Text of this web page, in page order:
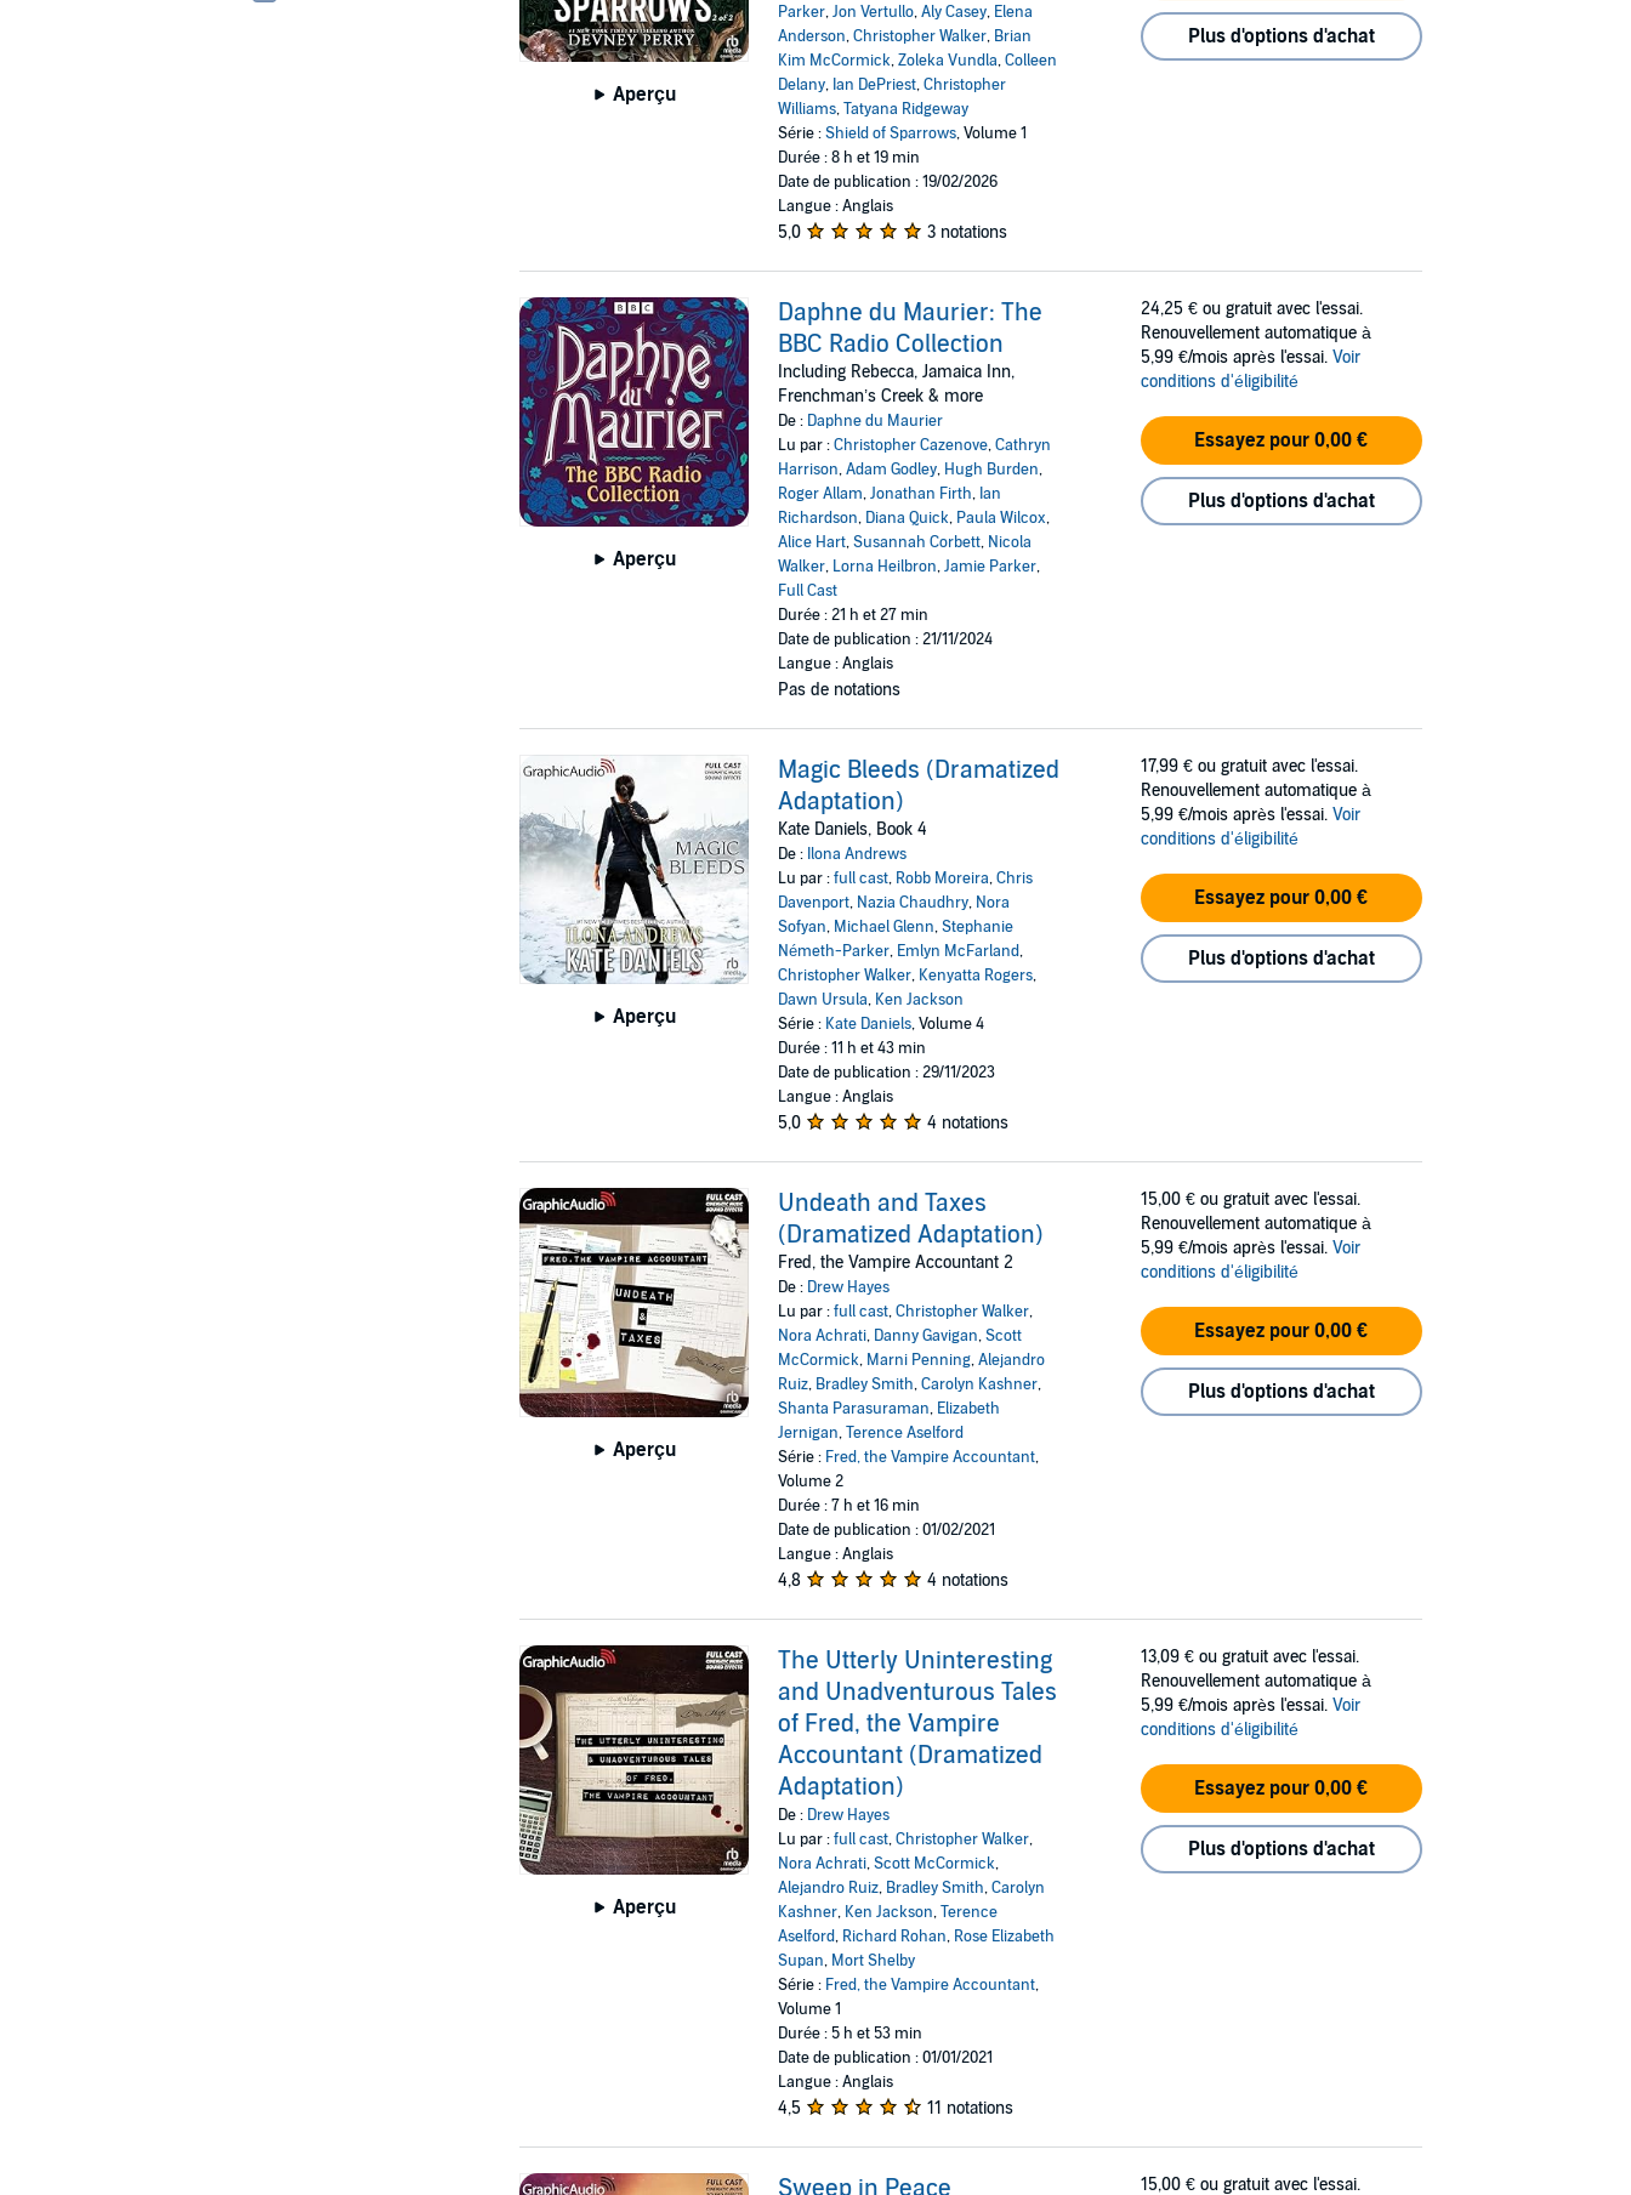
Aperçu
Parker,Jon Vertullo,Aly Casey, Elena
Anderson,Christopher Walker, Brian
Kim McCormick,Zoleka Vundla,Colleen
Delany, Ian DePriest,Christopher
Williams,Tatyana Ridgeway
Série :Shield of Sparrows, Volume 1
Durée : 8 h et 19 min
Date de publication : 19/02/2026
Langue : Anglais
5,0 3 notations
Plus d'options d'achat
Aperçu
Daphne du Maurier: The
BBC Radio Collection
Including Rebecca, Jamaica Inn,
Frenchman’s Creek & more
De : Daphne du Maurier
Lu par :Christopher Cazenove,Cathryn
Harrison,Adam Godley, Hugh Burden,
Roger Allam,Jonathan Firth, Ian
Richardson, Diana Quick, Paula Wilcox,
Alice Hart,Susannah Corbett, Nicola
Walker, Lorna Heilbron,Jamie Parker,
Full Cast
Durée : 21 h et 27 min
Date de publication : 21/11/2024
Langue : Anglais
Pas de notations
24,25 € ou gratuit avec l'essai.
Renouvellement automatique à
5,99 €/mois après l'essai. Voir
conditions d'éligibilité
Essayez pour 0,00 €
Plus d'options d'achat
Aperçu
Magic Bleeds (Dramatized
Adaptation)
Kate Daniels, Book 4
De : Ilona Andrews
Lu par :full cast, Robb Moreira,Chris
Davenport, Nazia Chaudhry, Nora
Sofyan, Michael Glenn,Stephanie
Németh-Parker, Emlyn McFarland,
Christopher Walker, Kenyatta Rogers,
Dawn Ursula, Ken Jackson
Série : Kate Daniels, Volume 4
Durée : 11 h et 43 min
Date de publication : 29/11/2023
Langue : Anglais
5,0 4 notations
17,99 € ou gratuit avec l'essai.
Renouvellement automatique à
5,99 €/mois après l'essai. Voir
conditions d'éligibilité
Essayez pour 0,00 €
Plus d'options d'achat
Aperçu
Undeath and Taxes
(Dramatized Adaptation)
Fred, the Vampire Accountant 2
De : Drew Hayes
Lu par :full cast,Christopher Walker,
Nora Achrati, Danny Gavigan,Scott
McCormick, Marni Penning,Alejandro
Ruiz, Bradley Smith,Carolyn Kashner,
Shanta Parasuraman, Elizabeth
Jernigan,Terence Aselford
Série : Fred, the Vampire Accountant,
Volume 2
Durée : 7 h et 16 min
Date de publication : 01/02/2021
Langue : Anglais
4,8 4 notations
15,00 € ou gratuit avec l'essai.
Renouvellement automatique à
5,99 €/mois après l'essai. Voir
conditions d'éligibilité
Essayez pour 0,00 €
Plus d'options d'achat
Aperçu
The Utterly Uninteresting
and Unadventurous Tales
of Fred, the Vampire
Accountant (Dramatized
Adaptation)
De : Drew Hayes
Lu par :full cast,Christopher Walker,
Nora Achrati,Scott McCormick,
Alejandro Ruiz, Bradley Smith,Carolyn
Kashner, Ken Jackson,Terence
Aselford, Richard Rohan, Rose Elizabeth
Supan, Mort Shelby
Série : Fred, the Vampire Accountant,
Volume 1
Durée : 5 h et 53 min
Date de publication : 01/01/2021
Langue : Anglais
4,5 11 notations
13,09 € ou gratuit avec l'essai.
Renouvellement automatique à
5,99 €/mois après l'essai. Voir
conditions d'éligibilité
Essayez pour 0,00 €
Plus d'options d'achat
Sweep in Peace 15,00 € ou gratuit avec l'essai.